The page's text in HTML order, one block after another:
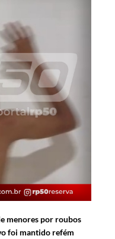
menores por roubos
foi mantido refém